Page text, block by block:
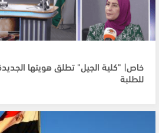
خاص| "كلية الجيل" تطلق هويتها
للطلبة